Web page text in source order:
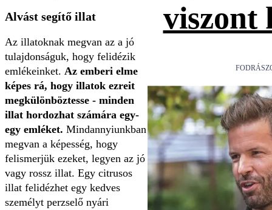
Alvást segítő illat
Az illatoknak megvan az a jó
tulajdonságuk, hogy felidézik
emlékeinket. Az emberi elme
képes rá, hogy illatok ezreit
megkülönböztesse - minden
illat hordozhat számára egy-
egy emléket. Mindannyiunkban
megvan a képesség, hogy
felismerjük ezeket, legyen az jó
vagy rossz illat. Egy citrusos
illat felidézhet egy kedves
személyt perzselő nyári
viszont